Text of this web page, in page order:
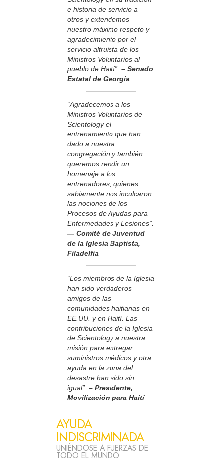
e historia de servicio a
otros y extendemos
nuestro máximo respeto y
agradecimiento por el
servicio altruista de los
Ministros Voluntarios al
pueblo de Haití”. – Senado
Estatal de Georgia
“Agradecemos a los
Ministros Voluntarios de
Scientology el
entrenamiento que han
dado a nuestra
congregación y también
queremos rendir un
homenaje a los
entrenadores, quienes
sabiamente nos inculcaron
las nociones de los
Procesos de Ayudas para
Enfermedades y Lesiones”.
— Comité de Juventud
de la Iglesia Baptista,
Filadelfia
“Los miembros de la Iglesia
han sido verdaderos
amigos de las
comunidades haitianas en
EE.UU. y en Haití. Las
contribuciones de la Iglesia
de Scientology a nuestra
misión para entregar
suministros médicos y otra
ayuda en la zona del
desastre han sido sin
igual”. – Presidente,
Movilización para Haití
AYUDA
INDISCRIMINADA
UNIÉNDOSE A FUERZAS DE
TODO EL MUNDO